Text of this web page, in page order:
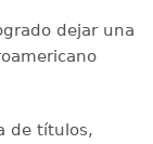
dejar una
de títulos,